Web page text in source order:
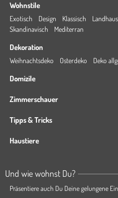
Wohnstile
Exotisch Design Klassisch Landhaus
Skandinavisch
Mediterran
Dekoration
Weihnachtsdeko Osterdeko Deko
Domizile
Zimmerschauer
Tipps & Tricks
Haustiere
Und wie wohnst Du?
Präsentiere auch Du Deine gelungene